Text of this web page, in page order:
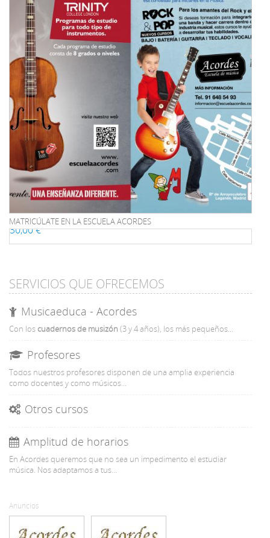
MATRICÚLATE EN LA ESCUELA ACORDES
30,00 €
SERVICIOS QUE OFRECEMOS
Musicaeduca - Acordes
Con los cuadernos de musizón (3 y 4 años), los más pequeños...
Profesores
Todos nuestros profesores disponen de una amplia experiencia
como docentes y como músicos...
Otros cursos
Amplitud de horarios
En Acordes queremos que no sea un impedimento el estudiar
música. Nos adaptamos a tus...
Anuncios